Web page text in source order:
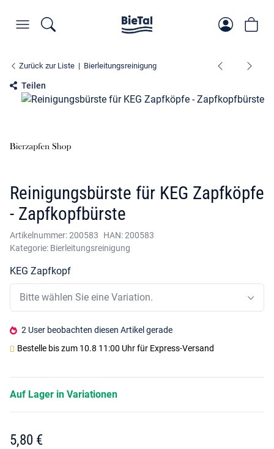
Zurück zur Liste Bierleitungsreinigung
Reinigungsbürste für KEG Zapfköpfe
- Zapfkopfbürste
Artikelnummer:200583 HAN:200583
Kategorie: Bierleitungsreinigung
KEG Zapfkopf
Bitte wählen Sie eine Variation.
2 User beobachten diesen Artikel gerade
Bestelle biszum 10.8 11:00 Uhrfür Express-Versand
Auf Lager in Variationen
5,80 €
Teilen